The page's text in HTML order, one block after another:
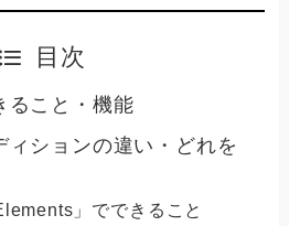
目次
ること・機能
ィションの違い・どれを
」でできること